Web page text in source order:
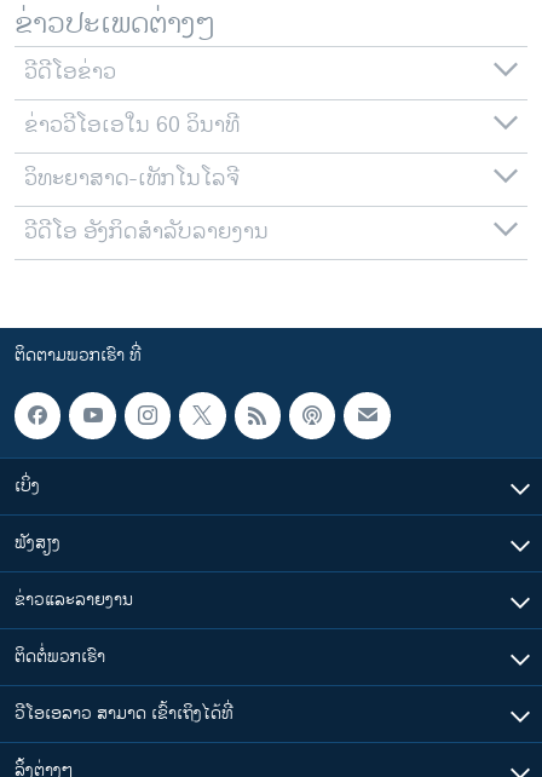
ຂ່າວປະເພດຕ່າງໆ
ວີດີໂອຂ່າວ
ຂ່າວວີໂອເອໃນ 60 ວິນາທີ
ວິທະຍາສາດ-ເທັກໂນໂລຈີ
ວີດີໂອ ອັງກິດສຳລັບລາຍງານ
ຕິດຕາມພວກເຮົາ ທີ່
ເບິ່ງ
ຟັງສຽງ
ຂ່າວແລະລາຍງານ
ຕິດຕໍ່ພວກເຮົາ
ວີໂອເອລາວ ສາມາດ ເຂົ້າເຖິງໄດ້ທີ່
​ລິ້ງ​ຕ່າງໆ